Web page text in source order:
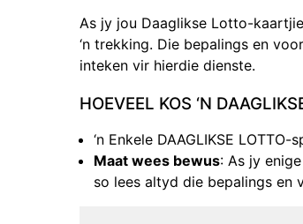
As jy jou Daaglikse Lotto-
‘n trekking. Die bepalings en
inteken vir hierdie dienste.
HOEVEEL KOS ‘N
‘n Enkele DAAGLIKSE
Maat wees bewus: As jy
so lees altyd die bepalings en